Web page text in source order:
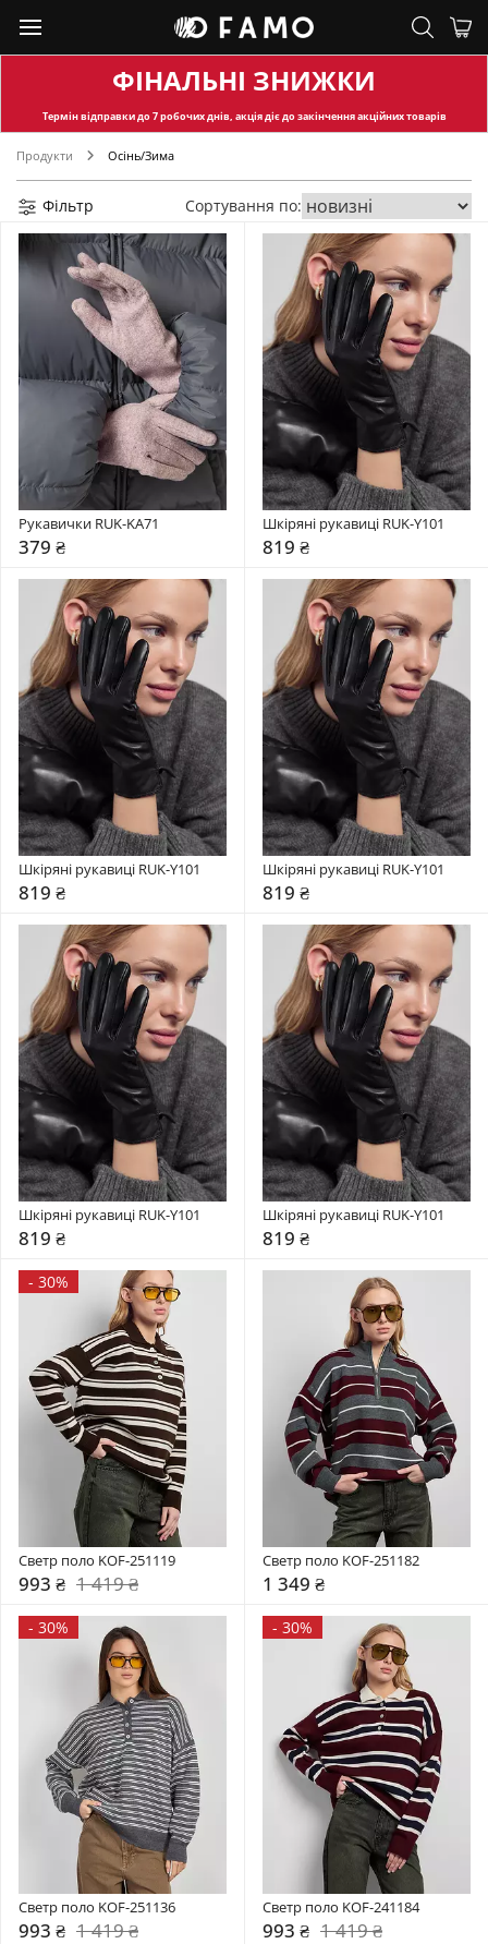
ФІНАЛЬНІ ЗНИЖКИ
Термін відправкидо 7 робочих днів, акція діє до закінчення акційних товарів
Продукти Осінь/Зима
Фільтр Сортування по:
Рукавички RUK-KA71
379 ₴
Шкіряні рукавиці RUK-Y101
819 ₴
Шкіряні рукавиці RUK-Y101
819 ₴
Шкіряні рукавиці RUK-Y101
819 ₴
Шкіряні рукавиці RUK-Y101
819 ₴
Шкіряні рукавиці RUK-Y101
819 ₴
- 30%
Светр поло KOF-251119
993 ₴ 1 419 ₴
Светр поло KOF-251182
1 349 ₴
- 30%
Светр поло KOF-251136
993 ₴ 1 419 ₴
- 30%
Светр поло KOF-241184
993 ₴ 1 419 ₴